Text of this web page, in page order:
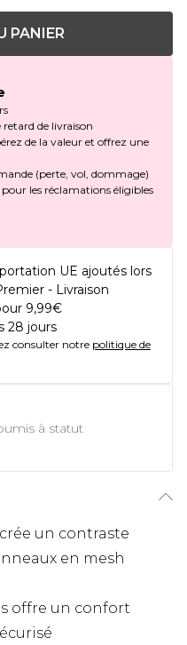
PANIER
de livraison
de la valeur et offrez une
(perte, vol, dommage)
les réclamations éligibles
UE ajoutés lors
- Livraison
9,99€
28 jours
consulter notre politique de
à statut
un contraste
en mesh
offre un confort